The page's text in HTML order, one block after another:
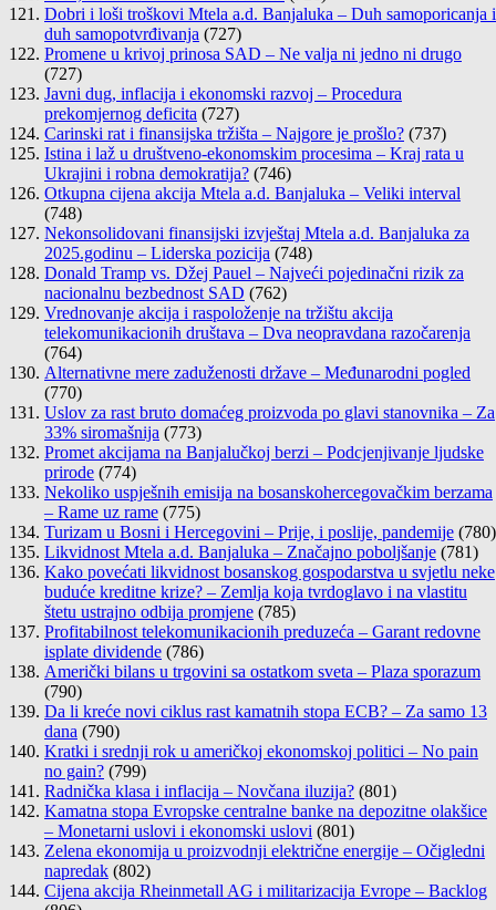
Dobri i loši troškovi Mtela a.d. Banjaluka – Duh samoporicanja i
duh samopotvrđivanja (727)
Promene u krivoj prinosa SAD – Ne valja ni jedno ni drugo
(727)
Javni dug, inflacija i ekonomski razvoj – Procedura
prekomjernog deficita (727)
Carinski rat i finansijska tržišta – Najgore je prošlo? (737)
Istina i laž u društveno-ekonomskim procesima – Kraj rata u
Ukrajini i robna demokratija? (746)
Otkupna cijena akcija Mtela a.d. Banjaluka – Veliki interval
(748)
Nekonsolidovani finansijski izvještaj Mtela a.d. Banjaluka za
2025.godinu – Liderska pozicija (748)
Donald Tramp vs. Džej Pauel – Najveći pojedinačni rizik za
nacionalnu bezbednost SAD (762)
Vrednovanje akcija i raspoloženje na tržištu akcija
telekomunikacionih društava – Dva neopravdana razočarenja
(764)
Alternativne mere zaduženosti države – Međunarodni pogled
(770)
Uslov za rast bruto domaćeg proizvoda po glavi stanovnika – Za
33% siromašnija (773)
Promet akcijama na Banjalučkoj berzi – Podcjenjivanje ljudske
prirode (774)
Nekoliko uspješnih emisija na bosanskohercegovačkim berzama
– Rame uz rame (775)
Turizam u Bosni i Hercegovini – Prije, i poslije, pandemije (780)
Likvidnost Mtela a.d. Banjaluka – Značajno poboljšanje (781)
Kako povećati likvidnost bosanskog gospodarstva u svjetlu neke
buduće kreditne krize? – Zemlja koja tvrdoglavo i na vlastitu
štetu ustrajno odbija promjene (785)
Profitabilnost telekomunikacionih preduzeća – Garant redovne
isplate dividende (786)
Američki bilans u trgovini sa ostatkom sveta – Plaza sporazum
(790)
Da li kreće novi ciklus rast kamatnih stopa ECB? – Za samo 13
dana (790)
Kratki i srednji rok u američkoj ekonomskoj politici – No pain
no gain? (799)
Radnička klasa i inflacija – Novčana iluzija? (801)
Kamatna stopa Evropske centralne banke na depozitne olakšice
– Monetarni uslovi i ekonomski uslovi (801)
Zelena ekonomija u proizvodnji električne energije – Očigledni
napredak (802)
Cijena akcija Rheinmetall AG i militarizacija Evrope – Backlog